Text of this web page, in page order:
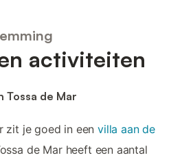
activiteiten
Tossa de Mar
zit je goed in eenvilla aan de
de Mar heeft een aantal